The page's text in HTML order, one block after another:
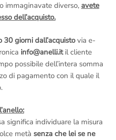
immaginavate diverso, avete
dell’acquisto.
30 giorni dall’acquistovia e-
info@anelli.it il cliente
possibile dell’intera somma
di pagamento con il quale il
significa individuare la misura
metà senza che lei se ne